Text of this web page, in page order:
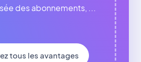
des abonnements, ...
tous les avantages